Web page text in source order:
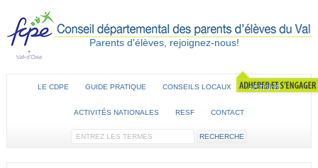
Parents d'élèves, rejoignez-nous!
LE CDPE GUIDE PRATIQUE CONSEILS LOCAUX ACTIONS
ACTIVITÉS NATIONALES RESF CONTACT